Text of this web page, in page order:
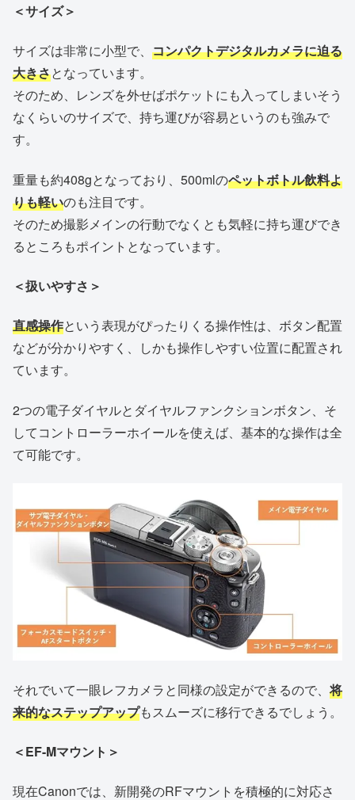
＜サイズ＞
サイズは非常に小型で、 コンパクトデジタルカメラに迫る
大きさとなっています。
そのため、レンズを外せばポケットにも入ってしまいそう
なくらいのサイズで、持ち運びが容易というのも強みで
す。
重量も約408gとなっており、500mlのペットボトル飲料よ
りも軽いのも注目です。
そのため撮影メインの行動でなくとも気軽に持ち運びでき
るところもポイントとなっています。
＜扱いやすさ＞
直感操作という表現がぴったりくる操作性は、ボタン配置
などが分かりやすく、しかも操作しやすい位置に配置され
ています。
2つの電子ダイヤルとダイヤルファンクションボタン、そ
してコントローラーホイールを使えば、基本的な操作は全
て可能です。
それでいて一眼レフカメラと同様の設定ができるので、将
来的なステップアップもスムーズに移行できるでしょう。
＜EF-Mマウント＞
現在Canonでは、新開発のRFマウントを積極的に対応さ